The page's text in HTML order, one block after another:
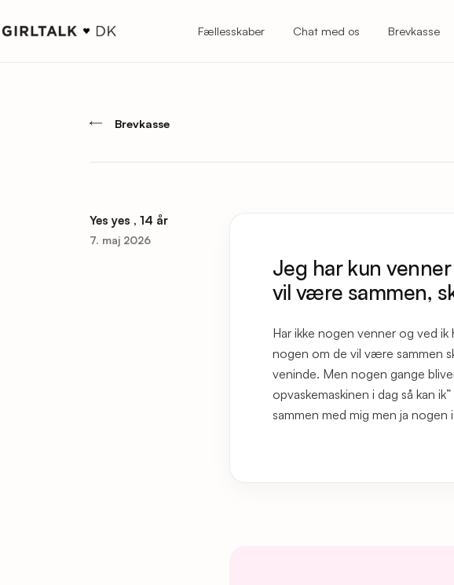
Fællesskaber Chat med os Brevkasse
Brevkasse
Yes yes , 14 år
7. maj 2026
Jeg har kun
vil være sammen,
Har ikke nogen venner og ved
nogen om de vil være sammen
veninde. Men nogen gange
opvaskemaskinen i dag så kan
sammen med mig men ja